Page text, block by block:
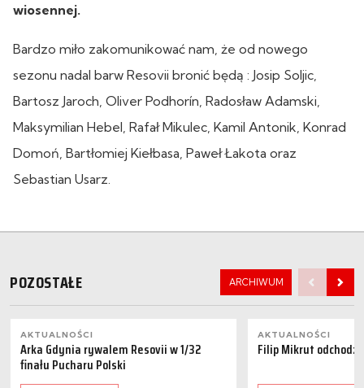
wiosennej.
Bardzo miło zakomunikować nam, że od nowego
sezonu nadal barw Resovii bronić będą : Josip Soljic,
Bartosz Jaroch, Oliver Podhorín, Radosław Adamski,
Maksymilian Hebel, Rafał Mikulec, Kamil Antonik, Konrad
Domoń, Bartłomiej Kiełbasa, Paweł Łakota oraz
Sebastian Usarz.
POZOSTAŁE ARCHIWUM
AKTUALNOŚCI
Arka Gdynia rywalem Resovii w 1/32
finału Pucharu Polski
AKTUALNOŚCI
Filip Mikrut